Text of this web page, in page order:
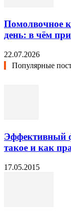
Помолвочное
день: в чём
22.07.2026
Популярные
Эффективный
такое и как
17.05.2015